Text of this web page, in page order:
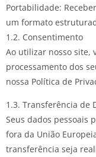
Portabilidade:
um formato
1.2. Consentimento
Ao utilizar nosso site,
processamento dos
nossa Política de
1.3. Transferência de
Seus dados pessoais
fora da União
transferência seja